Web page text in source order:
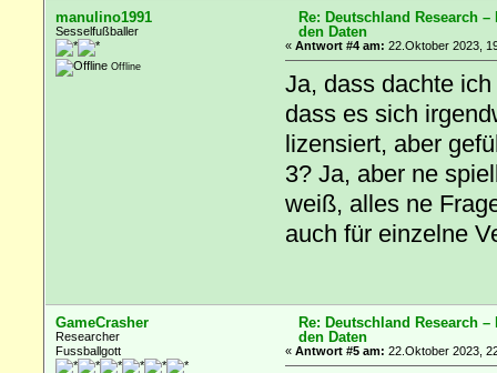
manulino1991
Sesselfußballer
Offline
Re: Deutschland Research –
den Daten
« Antwort #4 am: 22.Oktober 2023,
Ja, dass dachte
dass es sich
lizensiert, aber
3? Ja, aber ne
weiß, alles ne
auch für einzelne
GameCrasher
Researcher
Fussballgott
Re: Deutschland Research –
den Daten
« Antwort #5 am: 22.Oktober 2023,